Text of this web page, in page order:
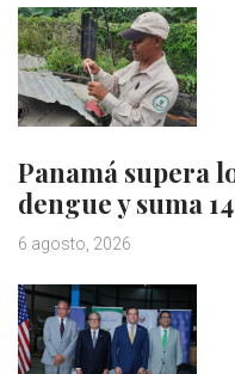
Panamá supera
dengue y suma
6 agosto, 2026